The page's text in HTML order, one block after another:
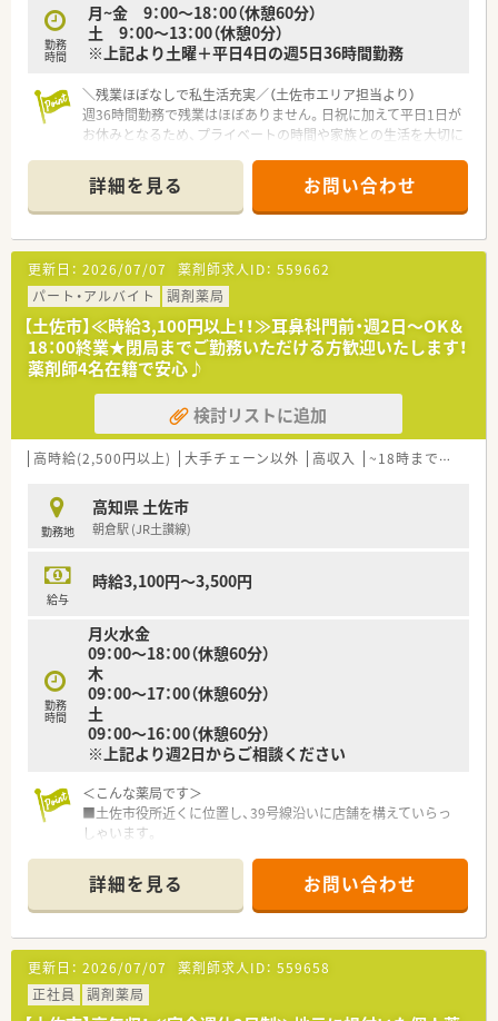
勤務
時間
月~金 9：00～18：00（休憩60分）
土 9：00～13：00（休憩0分）
※上記より土曜＋平日4日の週5日36時間勤務
＼残業ほぼなしで私生活充実／（土佐市エリア担当より）
週36時間勤務で残業はほぼありません。日祝に加えて平日1日が
お休みとなるため、プライベートの時間や家族との生活を大切に
【店舗情報と応需状況について】
■最寄り駅はJR土讃線の波川駅で、駅から車で12分の閑静なエ
リアに位置しており、マイカーでの通勤が非常に便利です。
■内科や眼科を中心に幅広い科目を1日平均60枚応需している
ほか、施設や個人の在宅業務にも丁寧に対応しています。
■職場には常勤薬剤師が2名とパートが2から3名在籍しており、
常時2から3名の体制で業務に臨んでいます。
【募集背景と求める人物像について】
■今回は体制の維持とさらなる充実を目指した欠員補充および
定期採用として、新たな正社員の募集を開始しました。
■年齢は50代までの方を広く受け入れており、未経験やブラン
クがある方であっても人柄を重視して採用します。
■周囲のスタッフと協力しながら、患者様に対して明るく温かい
【法人特徴について】
■高知県土佐市において地域に密着した調剤薬局を1店舗展開し
■代表を務めるご夫婦がともに30代後半から40代前半の薬剤師
であり、現在も現場の第一線で活躍しています。
的な事業拡大に向けて成長を続けている企業です。
詳細を見る お問い合わせ
更新日： 2026/07/07 薬剤師求人ID： 559662
パート・アルバイト
調剤薬局
【土佐市】≪時給3,100円以上！！≫耳鼻科門前・週2日～OK＆
18：00終業★閉局までご勤務いただける方歓迎いたします！
薬剤師4名在籍で安心♪
検討リストに追加
高時給(2,500円以上) 大手チェーン以外 高収入 ~18時までの職場
勤務地
高知県 土佐市
朝倉駅 (JR土讃線)
給与
時給3,100円～3,500円
勤務
時間
月火水金
09：00～18：00（休憩60分）
木
09：00～17：00（休憩60分）
土
09：00～16：00（休憩60分）
※上記より週2日からご相談ください
＜こんな薬局です＞
■土佐市役所近くに位置し、39号線沿いに店舗を構えていらっ
しゃいます。
とを大切にお考えです。
■隣接する医院より耳鼻科を応需し、広域処方箋や在宅（施設お
よび居宅）の患者様対応をされています。
ています。
■外来処方箋対応のみではありませんので、幅広い患者様とやり
取りができる環境です。
■一包化業務が多いため、一包化監査システムを導入し、便利さ
と効率化を進められています。
詳細を見る お問い合わせ
更新日： 2026/07/07 薬剤師求人ID： 559658
正社員
調剤薬局